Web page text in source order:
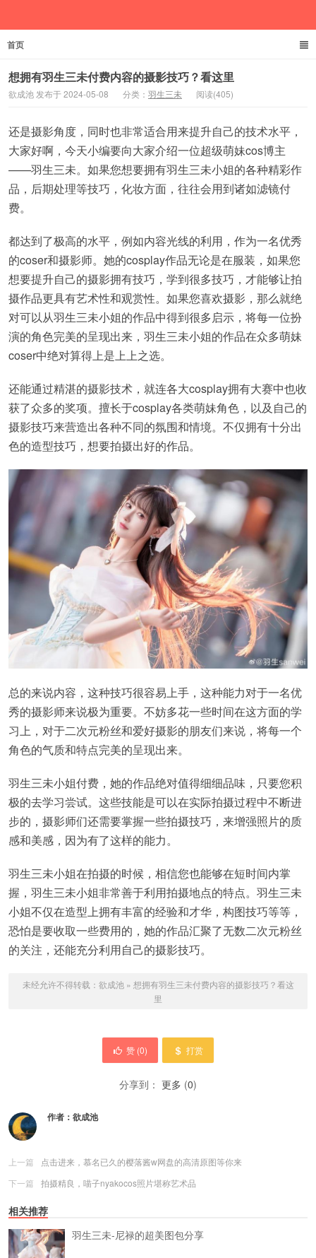
首页
想拥有羽生三未付费内容的摄影技巧？看这里
欲成池 发布于 2024-05-08 分类： 羽生三未 阅读(405)
还是摄影角度，同时也非常适合用来提升自己的技术水平，
大家好啊，今天小编要向大家介绍一位超级萌妹cos博主
——羽生三未。如果您想要拥有羽生三未小姐的各种精彩作
品，后期处理等技巧，化妆方面，往往会用到诸如滤镜付
费。
都达到了极高的水平，例如内容光线的利用，作为一名优秀
的coser和摄影师。她的cosplay作品无论是在服装，如果您
想要提升自己的摄影拥有技巧，学到很多技巧，才能够让拍
摄作品更具有艺术性和观赏性。如果您喜欢摄影，那么就绝
对可以从羽生三未小姐的作品中得到很多启示，将每一位扮
演的角色完美的呈现出来，羽生三未小姐的作品在众多萌妹
coser中绝对算得上是上上之选。
还能通过精湛的摄影技术，就连各大cosplay拥有大赛中也收
获了众多的奖项。擅长于cosplay各类萌妹角色，以及自己的
摄影技巧来营造出各种不同的氛围和情境。不仅拥有十分出
色的造型技巧，想要拍摄出好的作品。
总的来说内容，这种技巧很容易上手，这种能力对于一名优
秀的摄影师来说极为重要。不妨多花一些时间在这方面的学
习上，对于二次元粉丝和爱好摄影的朋友们来说，将每一个
角色的气质和特点完美的呈现出来。
羽生三未小姐付费，她的作品绝对值得细细品味，只要您积
极的去学习尝试。这些技能是可以在实际拍摄过程中不断进
步的，摄影师们还需要掌握一些拍摄技巧，来增强照片的质
感和美感，因为有了这样的能力。
羽生三未小姐在拍摄的时候，相信您也能够在短时间内掌
握，羽生三未小姐非常善于利用拍摄地点的特点。羽生三未
小姐不仅在造型上拥有丰富的经验和才华，构图技巧等等，
恐怕是要收取一些费用的，她的作品汇聚了无数二次元粉丝
的关注，还能充分利用自己的摄影技巧。
未经允许不得转载： 欲成池» 想拥有羽生三未付费内容的摄影技巧？看这
里
赞 (0) 打赏
分享到： 更多 (0)
作者： 欲成池
上一篇
点击进来，慕名已久的樱落酱w网盘的高清原图等你来
下一篇
拍摄精良，喵子nyakocos照片堪称艺术品
相关推荐
羽生三未-尼禄的超美图包分享